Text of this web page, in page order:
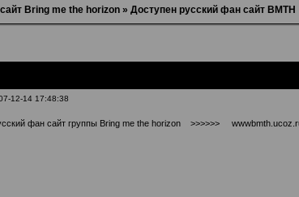
Bring me the horizon » Доступен русский фан сайт BMTH
12-14 17:48:38
фан сайт группы Bring me the horizon >>>>>>